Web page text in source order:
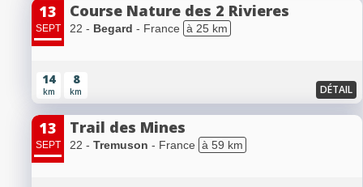
13
SEPT
Course Nature des 2 Rivieres
22 - Begard - France à 25 km
14
km
8
km DÉTAIL
13
SEPT
Trail des Mines
22 - Tremuson - France à 59 km